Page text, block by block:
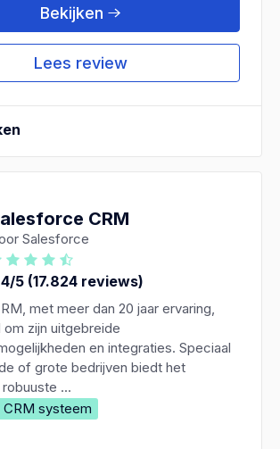
Bekijken
Lees review
CRM
Salesforce
5 (17.824 reviews)
met meer dan 20 jaar ervaring,
zijn uitgebreide
en integraties. Speciaal
of grote bedrijven biedt het
...
systeem